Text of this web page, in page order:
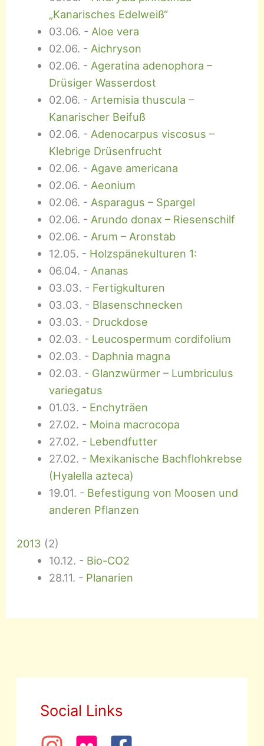
„Kanarisches Edelweiß“
03.06. - Aloe vera
02.06. - Aichryson
02.06. - Ageratina adenophora –
Drüsiger Wasserdost
02.06. - Artemisia thuscula –
Kanarischer Beifuß
02.06. - Adenocarpus viscosus –
Klebrige Drüsenfrucht
02.06. - Agave americana
02.06. - Aeonium
02.06. - Asparagus – Spargel
02.06. - Arundo donax – Riesenschilf
02.06. - Arum – Aronstab
12.05. - Holzspänekulturen 1:
06.04. - Ananas
03.03. - Fertigkulturen
03.03. - Blasenschnecken
03.03. - Druckdose
02.03. - Leucospermum cordifolium
02.03. - Daphnia magna
02.03. - Glanzwürmer – Lumbriculus
variegatus
01.03. - Enchyträen
27.02. - Moina macrocopa
27.02. - Lebendfutter
27.02. - Mexikanische Bachflohkrebse
(Hyalella azteca)
19.01. - Befestigung von Moosen und
anderen Pflanzen
2013 (2)
10.12. - Bio-CO2
28.11. - Planarien
Social Links